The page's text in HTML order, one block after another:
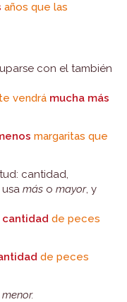
años que las
con el también
vendrá mucha más
margaritas que
cantidad,
más o mayor, y
cantidad de peces
de peces
menor.